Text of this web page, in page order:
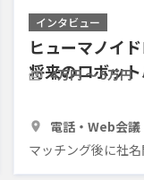
インタビュー
ヒューマノイ
将来のロボッ
4万円 〜 5万円
電話・Web会議
マッチング後に社名